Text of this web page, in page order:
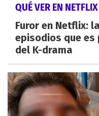
QUÉ VER EN NETFLIX
Furor en Netflix:
episodios que
del K-drama